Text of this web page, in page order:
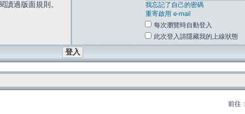
讀過版面規則。
我忘記了自己的密碼
重寄啟用 e-mail
每次瀏覽時自動登入
此次登入請隱藏我的上線狀態
前往 :